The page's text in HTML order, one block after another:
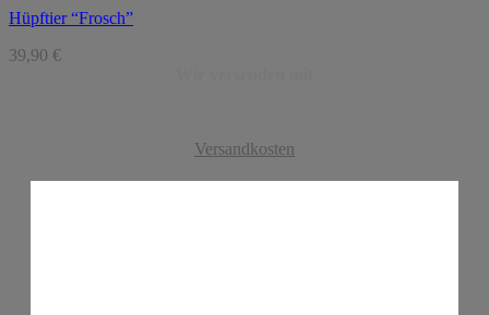
Hüpftier “Frosch”
39,90 €
Versandkosten